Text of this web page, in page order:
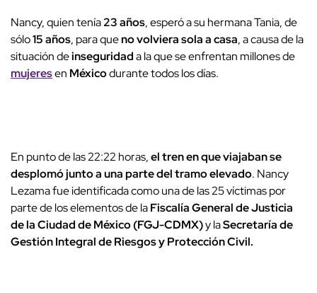
Nancy, quien tenía23 años, esperó a su hermana Tania, de
sólo15 años, para queno volviera sola a casa, a causa de la
situación deinseguridada la que se enfrentan millones de
mujeresen Méxicodurante todos los días.
En punto de las 22:22 horas,el tren en que viajaban se
desplomó junto a una parte del tramo elevado. Nancy
Lezama fue identificada como una de las 25 víctimas por
parte de los elementos de laFiscalía General de Justicia
de la Ciudad de México (FGJ-CDMX)y laSecretaría de
Gestión Integral de Riesgos y Protección Civil.